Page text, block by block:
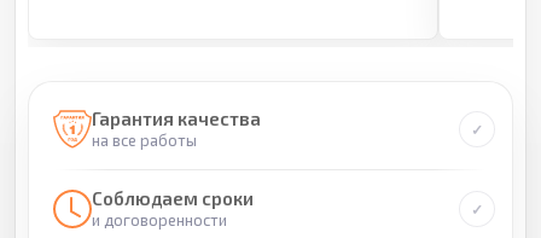
Гарантия качества
на все работы
Соблюдаем сроки
и договоренности